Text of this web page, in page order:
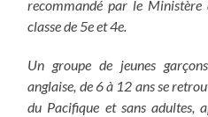
recommandé par le Ministère
classe de 5e et 4e.
Un groupe de jeunes
anglaise, de 6 à 12 ans se
du Pacifique et sans adultes,